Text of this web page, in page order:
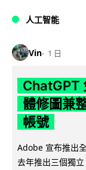
人工智能
Vin 1 日
ChatGPT
體修圖兼
帳號
Adobe 宣布推出
去年推出三個獨